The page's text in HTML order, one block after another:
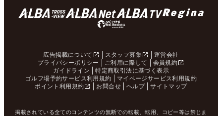
広告掲載について スタッフ募集
運営会社
プライバシーポリシー
ご利用に際して
会員規約
ガイドライン
特定商取引法に基づく表示
ゴルフ場予約サービス利用規約
マイページサービス利用規約
ポイント利用規約
お問合せ ヘルプ サイトマップ
掲載されている全てのコンテンツの無断での転載、転用、コピー等は禁じま